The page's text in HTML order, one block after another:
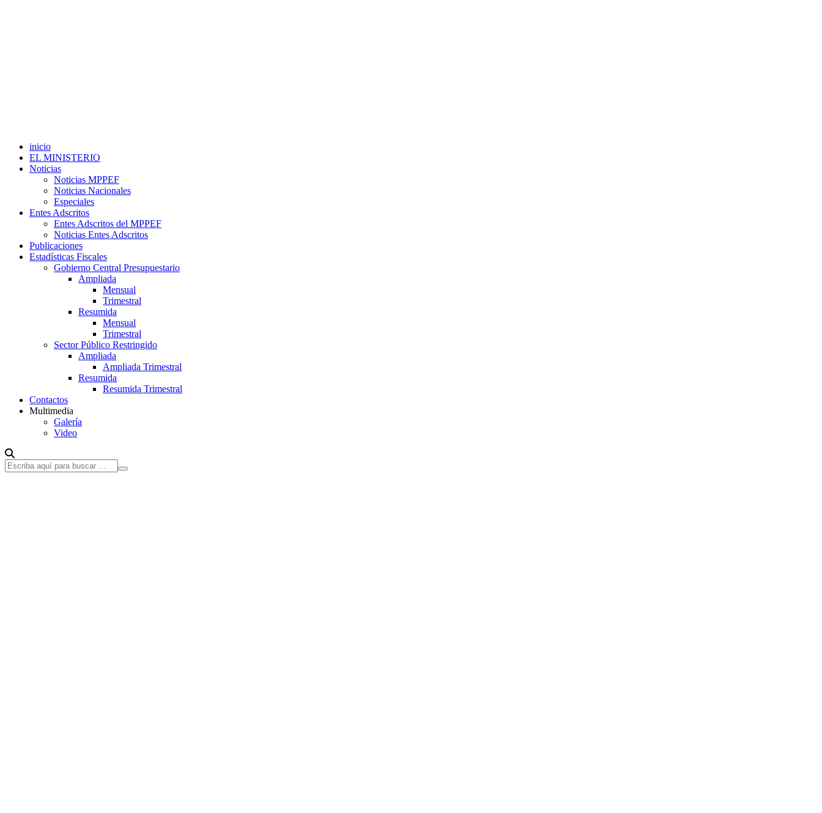
inicio
EL MINISTERIO
Noticias
Noticias MPPEF
Noticias Nacionales
Especiales
Entes Adscritos
Entes Adscritos del MPPEF
Noticias Entes Adscritos
Publicaciones
Estadísticas Fiscales
Gobierno Central Presupuestario
Ampliada
Mensual
Trimestral
Resumida
Mensual
Trimestral
Sector Público Restringido
Ampliada
Ampliada Trimestral
Resumida
Resumida Trimestral
Contactos
Multimedia
Galería
Video